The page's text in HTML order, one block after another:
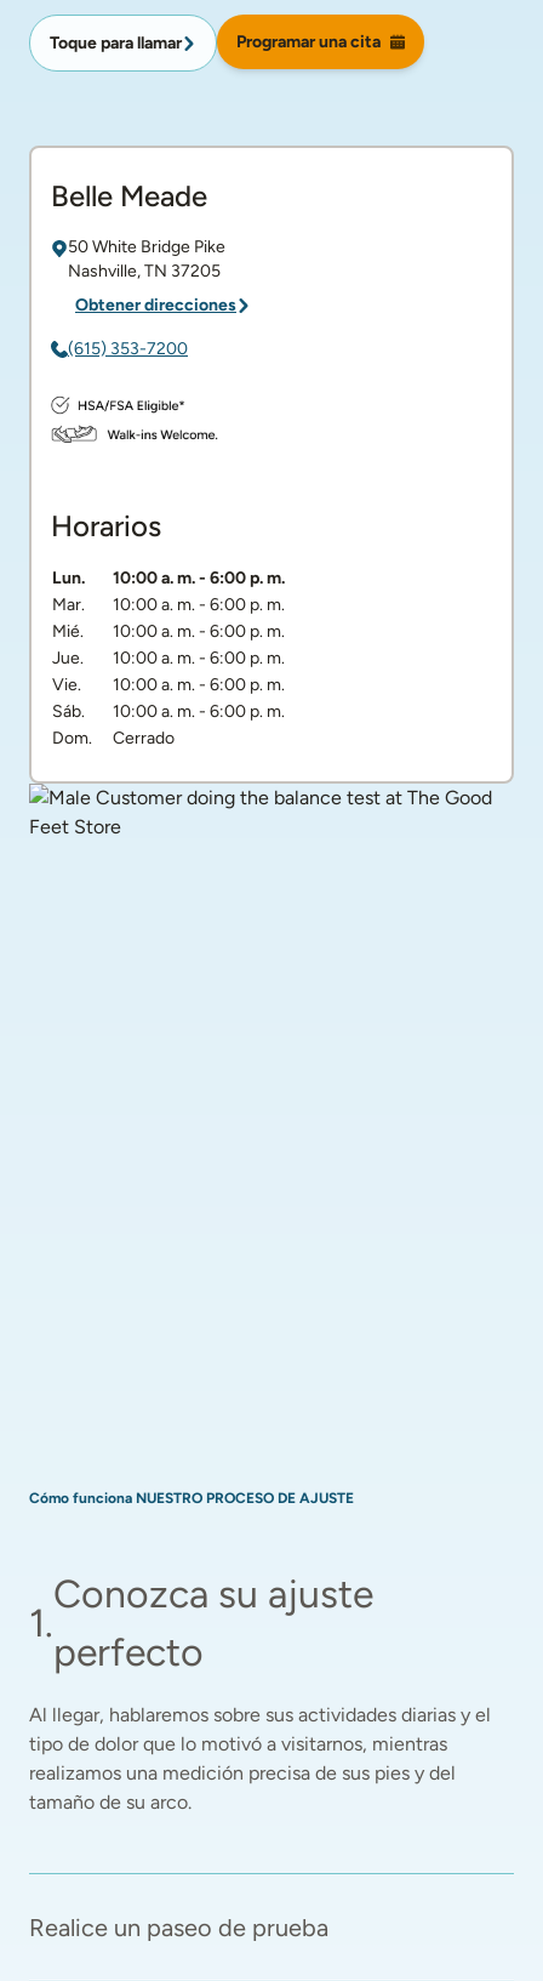
Toque para llamar Programar una cita
Belle Meade
50 White Bridge Pike
Nashville,TN 37205
Obtener direcciones
(615) 353-7200
Horarios
Día de la semanaHorarios
Lun. 10:00 a. m.- 6:00 p. m.
Mar.
10:00 a. m.- 6:00 p. m.
Mié.
10:00 a. m.- 6:00 p. m.
Jue.
10:00 a. m.- 6:00 p. m.
Vie.
10:00 a. m.- 6:00 p. m.
Sáb.
10:00 a. m.- 6:00 p. m.
Dom.
Cerrado
Cómo funciona NUESTRO PROCESO DE AJUSTE
1.
Conozca su ajuste
perfecto
Al llegar, hablaremos sobre sus actividades diarias y el
tipo de dolor que lo motivó a visitarnos, mientras
realizamos una medición precisa de sus pies y del
tamaño de su arco.
Realice un paseo de prueba